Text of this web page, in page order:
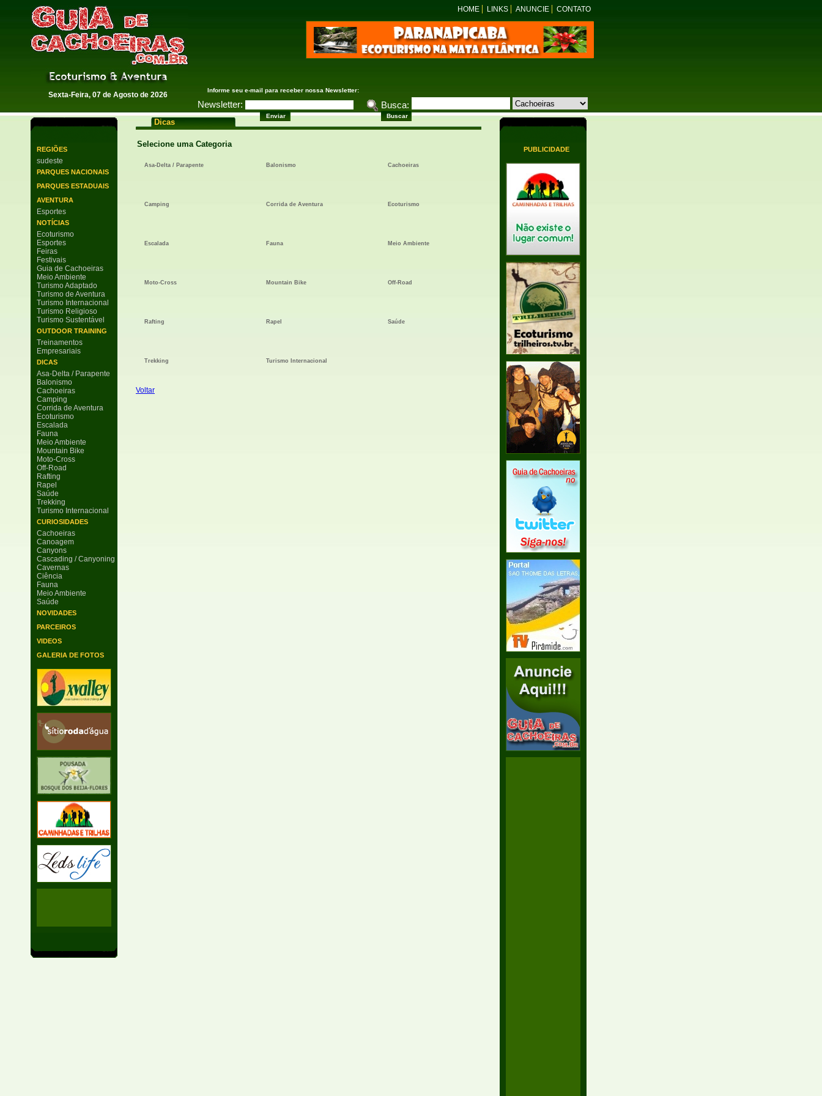
Guia de Cachoeiras HOME LINKS ANUNCIE CONTATO
Sexta-Feira, 07 de Agosto de 2026
Busca:
Informe seu e-mail para receber nossa Newsletter:
Newsletter:
REGIÕES
sudeste
PARQUES NACIONAIS
PARQUES ESTADUAIS
AVENTURA
Esportes
NOTÍCIAS
Ecoturismo
Esportes
Feiras
Festivais
Guia de Cachoeiras
Meio Ambiente
Turismo Adaptado
Turismo de Aventura
Turismo Internacional
Turismo Religioso
Turismo Sustentável
OUTDOOR TRAINING
Treinamentos
Empresariais
DICAS
Asa-Delta / Parapente
Balonismo
Cachoeiras
Camping
Corrida de Aventura
Ecoturismo
Escalada
Fauna
Meio Ambiente
Mountain Bike
Moto-Cross
Off-Road
Rafting
Rapel
Saúde
Trekking
Turismo Internacional
CURIOSIDADES
Cachoeiras
Canoagem
Canyons
Cascading / Canyoning
Cavernas
Ciência
Fauna
Meio Ambiente
Saúde
NOVIDADES
PARCEIROS
VIDEOS
GALERIA DE FOTOS
Dicas
Selecione uma Categoria
Asa-Delta / Parapente Balonismo Cachoeiras
Camping Corrida de Aventura Ecoturismo
Escalada Fauna Meio Ambiente
Moto-Cross Mountain Bike Off-Road
Rafting Rapel Saúde
Trekking Turismo Internacional
Voltar
PUBLICIDADE